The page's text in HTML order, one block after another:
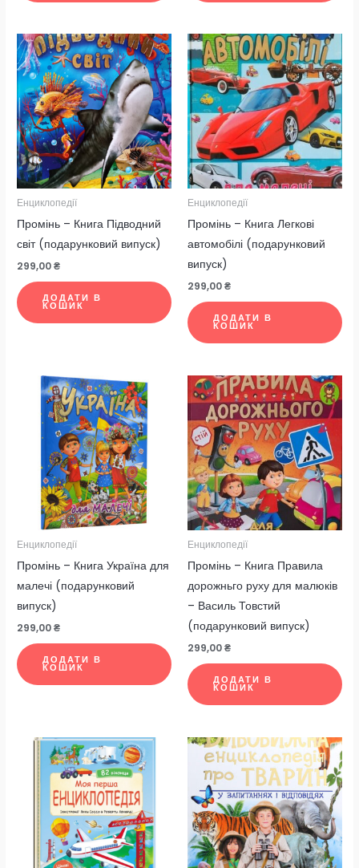
Енциклопедії
Промінь – Книга Підводний
світ (подарунковий випуск)
299,00₴
ДОДАТИ В
КОШИК
Енциклопедії
Промінь – Книга Легкові
автомобілі (подарунковий
випуск)
299,00₴
ДОДАТИ В
КОШИК
Енциклопедії
Промінь – Книга Україна для
малечі (подарунковий
випуск)
299,00₴
ДОДАТИ В
КОШИК
Енциклопедії
Промінь – Книга Правила
дорожньго руху для малюків
– Василь Товстий
(подарунковий випуск)
299,00₴
ДОДАТИ В
КОШИК